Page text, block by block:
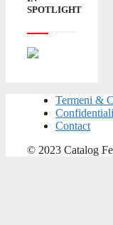
SPOTLIGHT
Termeni &
Contact
© 2023 Catalog